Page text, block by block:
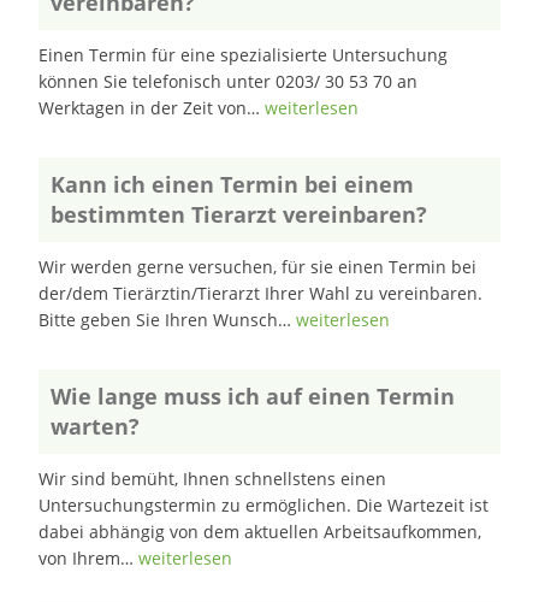
Einen Termin für eine spezialisierte Untersuchung
können Sie telefonisch unter 0203/ 30 53 70 an
Werktagen in der Zeit von…weiterlesen
Kann ich einen Termin bei einem
bestimmten Tierarzt vereinbaren?
Wir werden gerne versuchen, für sie einen Termin bei
der/dem Tierärztin/Tierarzt Ihrer Wahl zu vereinbaren.
Bitte geben Sie Ihren Wunsch…weiterlesen
Wie lange muss ich auf einen Termin
warten?
Wir sind bemüht, Ihnen schnellstens einen
Untersuchungstermin zu ermöglichen. Die Wartezeit ist
dabei abhängig von dem aktuellen Arbeitsaufkommen,
von Ihrem…weiterlesen